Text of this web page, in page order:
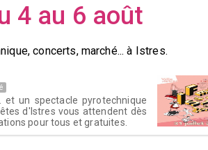
4 au 6 août
concerts, marché... à Istres.
et un spectacle pyrotechnique
d'Istres vous attendent dès
pour tous et gratuites.